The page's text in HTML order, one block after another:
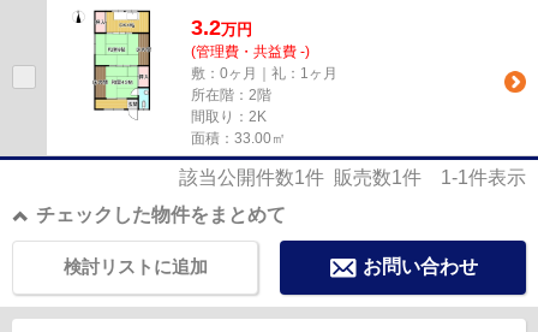
3.2万円
(管理費・共益費 -)
敷：0ヶ月｜礼：1ヶ月
所在階：2階
間取り：2K
面積：33.00㎡
該当公開件数1件 販売数1件 1-1件表示
チェックした物件をまとめて
お問い合わせ
検討リストに追加